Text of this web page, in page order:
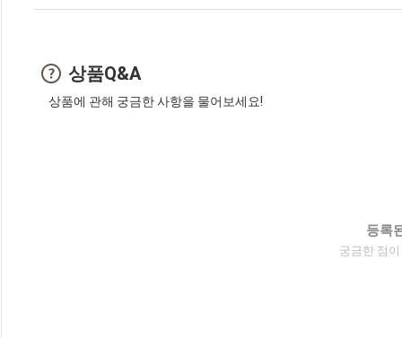
상품Q&A
상품에 관해 궁금한 사항을 물어보세요!
등록
궁금한 점